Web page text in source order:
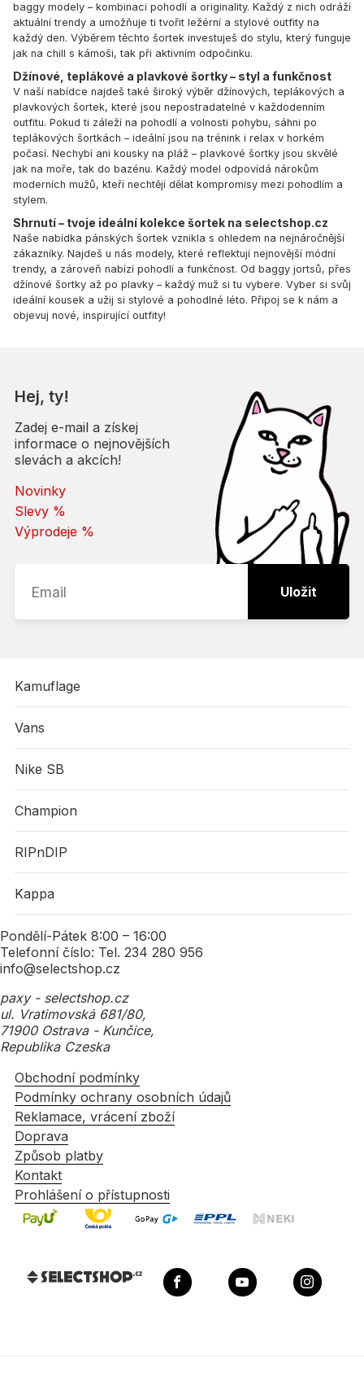
baggy modely – kombinaci pohodlí a originality. Každý z nich odráží
aktuální trendy a umožňuje ti tvořit ležérní a stylové outfity na
každý den. Výběrem těchto šortek investuješ do stylu, který funguje
jak na chill s kámoši, tak při aktivním odpočinku.
Džínové, teplákové a plavkové šortky – styl a funkčnost
V naší nabídce najdeš také široký výběr džínových, teplákových a
plavkových šortek, které jsou nepostradatelné v každodenním
outfitu. Pokud ti záleží na pohodlí a volnosti pohybu, sáhni po
teplákových šortkách – ideální jsou na trénink i relax v horkém
počasí. Nechybí ani kousky na pláž – plavkové šortky jsou skvělé
jak na moře, tak do bazénu. Každý model odpovídá nárokům
moderních mužů, kteří nechtějí dělat kompromisy mezi pohodlím a
stylem.
Shrnutí – tvoje ideální kolekce šortek na selectshop.cz
Naše nabídka pánských šortek vznikla s ohledem na nejnáročnější
zákazníky. Najdeš u nás modely, které reflektují nejnovější módní
trendy, a zároveň nabízí pohodlí a funkčnost. Od baggy jortsů, přes
džínové šortky až po plavky – každý muž si tu vybere. Vyber si svůj
ideální kousek a užij si stylové a pohodlné léto. Připoj se k nám a
objevuj nové, inspirující outfity!
Hej, ty!
Zadej e-mail a získej
informace o nejnovějších
slevách a akcích!
Novinky
Slevy %
Výprodeje %
Uložit
Kamuflage
Vans
Nike SB
Champion
RIPnDIP
Kappa
Pondělí-Pátek 8:00 – 16:00
Telefonní číslo: Tel. 234 280 956
info@selectshop.cz
paxy - selectshop.cz
ul. Vratimovská 681/80,
71900 Ostrava - Kunčice,
Republika Czeska
Obchodní podmínky
Podmínky ochrany osobních údajů
Reklamace, vrácení zboží
Doprava
Způsob platby
Kontakt
Prohlášení o přístupnosti